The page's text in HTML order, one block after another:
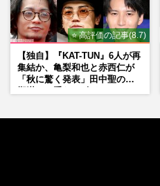
⭐ 高評価の記事(8.7)
【独自】『KAT-TUN』6人が再
集結か、亀梨和也と赤西仁が
「秋に驚く発表」田中聖の刑